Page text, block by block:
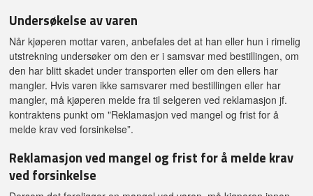
Undersøkelse av varen
Når kjøperen mottar varen, anbefales det at han eller hun i rimelig
utstrekning undersøker om den er i samsvar med bestillingen, om
den har blitt skadet under transporten eller om den ellers har
mangler. Hvis varen ikke samsvarer med bestillingen eller har
mangler, må kjøperen melde fra til selgeren ved reklamasjon jf.
kontraktens punkt om "Reklamasjon ved mangel og frist for å
melde krav ved forsinkelse”.
Reklamasjon ved mangel og frist for å melde krav
ved forsinkelse